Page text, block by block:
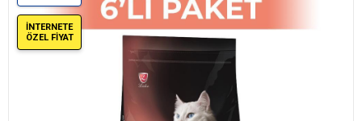
İNTERNETE
ÖZEL FİYAT